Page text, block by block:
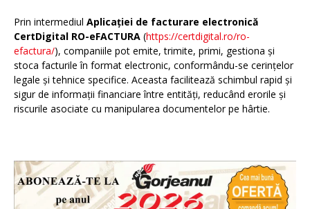
Prin intermediul Aplicației de facturare electronică
CertDigital RO-eFACTURA (https://certdigital.ro/ro-
efactura/), companiile pot emite, trimite, primi, gestiona și
stoca facturile în format electronic, conformându-se cerințelor
legale și tehnice specifice. Aceasta facilitează schimbul rapid și
sigur de informații financiare între entități, reducând erorile și
riscurile asociate cu manipularea documentelor pe hârtie.